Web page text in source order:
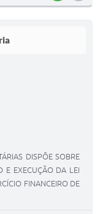
DISPÕE SOBRE
E EXECUÇÃO DA LEI
FINANCEIRO DE